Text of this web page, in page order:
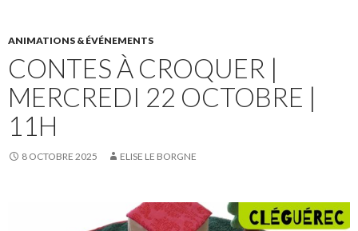
ANIMATIONS & ÉVÉNEMENTS
CONTES À CROQUER |
MERCREDI 22 OCTOBRE |
11H
8 OCTOBRE 2025 ELISE LE BORGNE